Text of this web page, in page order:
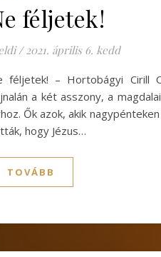
féljetek!
/ 2021. április 6. kedd
féljetek! – Hortobágyi Cirill
a két asszony, a
Ők azok, akik
hogy Jézus…
TOVÁBB